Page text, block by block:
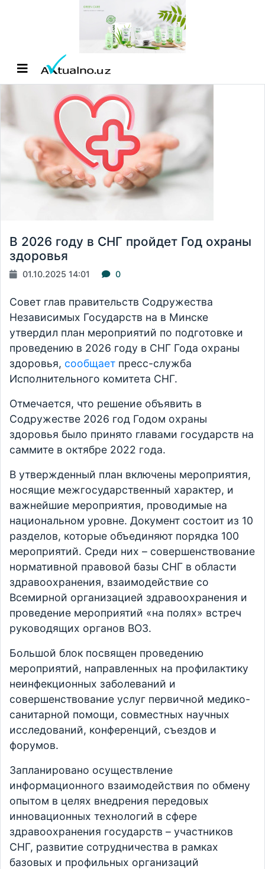
В 2026 году в СНГ пройдет Год охраны
здоровья
01.10.2025 14:01 0
Совет глав правительств Содружества
Независимых Государств на в Минске
утвердил план мероприятий по подготовке и
проведению в 2026 году в СНГ Года охраны
здоровья, сообщает пресс-служба
Исполнительного комитета СНГ.
Отмечается, что решение объявить в
Содружестве 2026 год Годом охраны
здоровья было принято главами государств на
саммите в октябре 2022 года.
В утвержденный план включены мероприятия,
носящие межгосударственный характер, и
важнейшие мероприятия, проводимые на
национальном уровне. Документ состоит из 10
разделов, которые объединяют порядка 100
мероприятий. Среди них – совершенствование
нормативной правовой базы СНГ в области
здравоохранения, взаимодействие со
Всемирной организацией здравоохранения и
проведение мероприятий «на полях» встреч
руководящих органов ВОЗ.
Большой блок посвящен проведению
мероприятий, направленных на профилактику
неинфекционных заболеваний и
совершенствование услуг первичной медико-
санитарной помощи, совместных научных
исследований, конференций, съездов и
форумов.
Запланировано осуществление
информационного взаимодействия по обмену
опытом в целях внедрения передовых
инновационных технологий в сфере
здравоохранения государств – участников
СНГ, развитие сотрудничества в рамках
базовых и профильных организаций